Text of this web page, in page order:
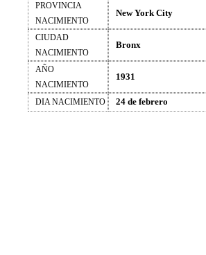
PROVINCIA
NACIMIENTO
New York City
CIUDAD
NACIMIENTO
Bronx
AÑO
NACIMIENTO
1931
DIA NACIMIENTO 24 de febrero